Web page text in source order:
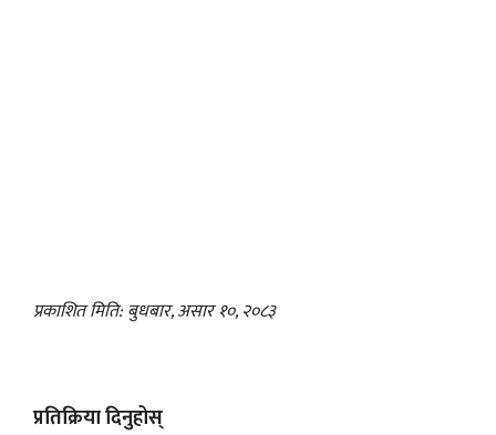
प्रकाशित मिति: बुधबार, असार १०, २०८३
प्रतिक्रिया दिनुहोस्